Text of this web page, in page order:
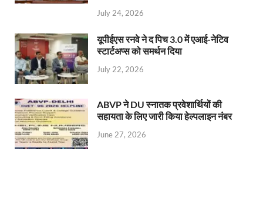
July 24, 2026
यूपीईएस रनवे ने द पिच 3.0 में एआई-नेटिव
स्टार्टअप्स को समर्थन दिया
July 22, 2026
ABVP ने DU स्नातक प्रवेशार्थियों की
सहायता के लिए जारी किया हेल्पलाइन नंबर
June 27, 2026